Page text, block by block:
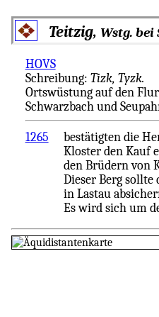
Teitzig, Wstg.
HOVS
Schreibung: Tizk, Tyzk.
Ortswüstung auf den
Schwarzbach und
1265
bestätigten die
Kloster den Kauf
den Brüdern von
Dieser Berg
in Lastau
Es wird sich um